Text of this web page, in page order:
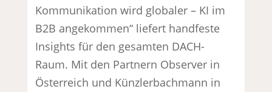
Kommunikation wird globaler – KI im
B2B angekommen“ liefert handfeste
Insights für den gesamten DACH-
Raum. Mit den Partnern Observer in
Österreich und Künzlerbachmann in